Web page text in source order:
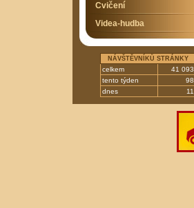
Cvičení
Videa-hudba
NÁVŠTĚVNÍKŮ STRÁNKY
celkem
41 093
tento týden
98
dnes
11